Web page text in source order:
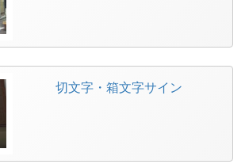
切文字・箱文字サイン